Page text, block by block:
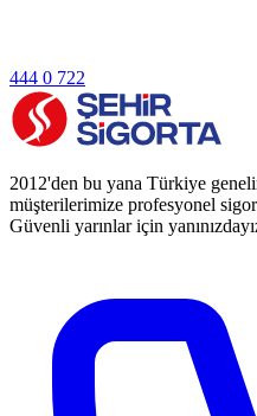
444 0 722
2012'den bu yana Türkiye
müşterilerimize profesyonel
Güvenli yarınlar için